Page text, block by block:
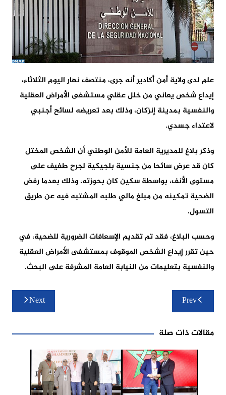
علم لدى ولاية أمن أكادير أنه جرى، منتصف نهار اليوم الثلاثاء،
إيداع شخص يعاني من خلل عقلي مستشفى الأمراض العقلية
والنفسية بمدينة إنزكان، وذلك بعد تعريضه لسائح أجنبي
لاعتداء جسدي.
وذكر بلاغ للمديرية العامة للأمن الوطني أن الشخص المختل
كان قد عرض سائحا من جنسية بلجيكية لجرح طفيف على
مستوى الأنف، بواسطة سكين كان بحوزته، وذلك بعدما رفض
الضحية تمكينه من مبلغ مالي طلبه المشتبه فيه عن طريق
التسول.
وحسب البلاغ، فقد تم تقديم الإسعافات الضرورية للضحية، في
حين تقرر إيداع الشخص الموقوف بمستشفى الأمراض العقلية
والنفسية بتعليمات من النيابة العامة المشرفة على البحث.
تصفّح
المقالات
Prev
Next
مقالات ذات صلة